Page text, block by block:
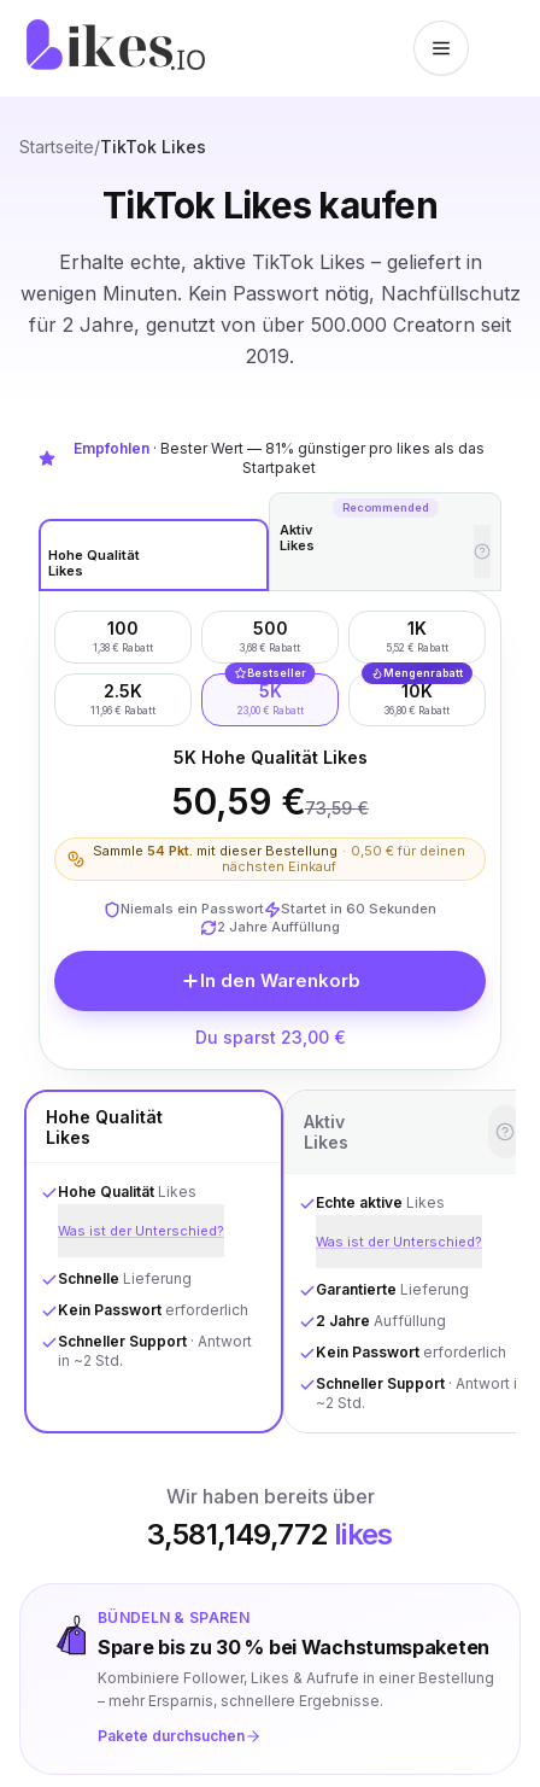
Zum Inhalt springen
Startseite/TikTok Likes
TikTok Likes kaufen
Erhalte echte, aktive TikTok Likes – geliefert in
wenigen Minuten. Kein Passwort nötig, Nachfüllschutz
für 2 Jahre, genutzt von über 500.000 Creatorn seit
2019.
Empfohlen· Bester Wert — 81% günstiger pro likes als das
Startpaket
Hohe Qualität
Likes
Recommended
Aktiv
Likes
100
1,38 € Rabatt
500
3,68 € Rabatt
1K
5,52 € Rabatt
2.5K
11,96 € Rabatt
Bestseller
5K
23,00 € Rabatt
Mengenrabatt
10K
36,80 € Rabatt
5K Hohe Qualität Likes
50,59 €73,59 €
Sammle 54Pkt. mit dieser Bestellung · 0,50 €für deinen
nächsten Einkauf
Niemals ein Passwort
Startet in 60 Sekunden
2 Jahre Auffüllung
In den Warenkorb
Du sparst 23,00 €
Hohe Qualität
Likes
Hohe Qualität Likes
Was ist der Unterschied?
Schnelle Lieferung
Kein Passwort erforderlich
Schneller Support · Antwort
in ~2 Std.
Aktiv
Likes
Echte aktive Likes
Was ist der Unterschied?
Garantierte Lieferung
2 Jahre Auffüllung
Kein Passwort erforderlich
Schneller Support · Antwort in
~2 Std.
Wir haben bereits über
3,581,149,772 likes
BÜNDELN & SPAREN
Spare bis zu 30 % bei Wachstumspaketen
Kombiniere Follower, Likes & Aufrufe in einer Bestellung
– mehr Ersparnis, schnellere Ergebnisse.
Pakete durchsuchen